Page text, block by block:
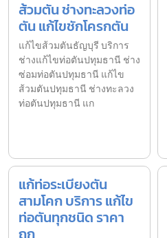
ส้วมตัน ช่างทะลวงท่อ
ตัน แก้ไขชักโครกตัน
แก้ไขส้วมตันธัญบุรี บริการ
ช่างแก้ไขท่อตันปทุมธานี ช่าง
ซ่อมท่อตันปทุมธานี แก้ไข
ส้วมตันปทุมธานี ช่างทะลวง
ท่อตันปทุมธานี แก
แก้ท่อระเบียงตัน
สามโคก บริการ แก้ไข
ท่อตันทุกชนิด ราคา